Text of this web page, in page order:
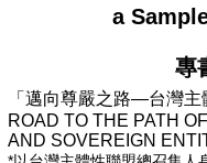
a
專
「邁向尊嚴之路—台灣主
ROAD TO THE PATH
AND SOVEREIGN